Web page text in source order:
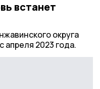
встанет
округа
апреля 2023 года.